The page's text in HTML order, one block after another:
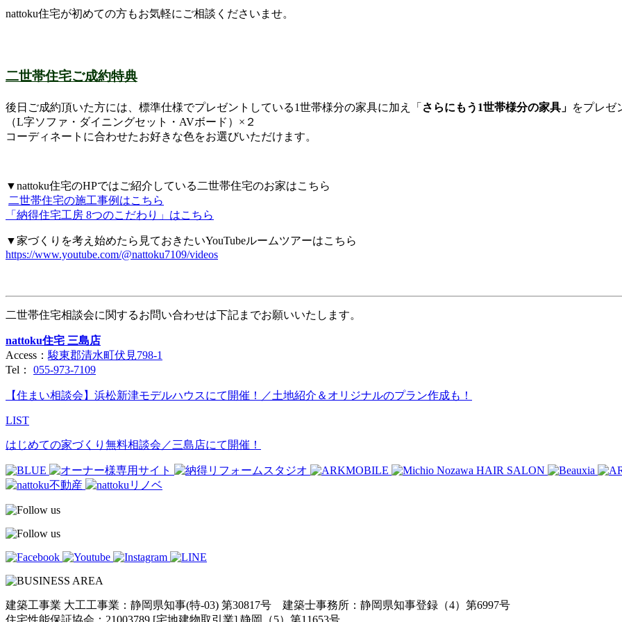
nattoku住宅が初めての方もお気軽にご相談くださいませ。
二世帯住宅ご成約特典
後日ご成約頂いた方には、標準仕様でプレゼントしている1世帯様分の家具に加え「 さらにもう1世帯様分の家具」 をプレゼ
（L字ソファ・ダイニングセット・AVボード）×２
コーディネートに合わせたお好きな色をお選びいただけます。
▼nattoku住宅のHPではご紹介している二世帯住宅のお家はこちら
二世帯住宅の施工事例はこちら
「納得住宅工房 8つのこだわり」はこちら
▼家づくりを考え始めたら見ておきたいYouTubeルームツアーはこちら
https://www.youtube.com/@nattoku7109/videos
二世帯住宅相談会に関するお問い合わせは下記までお願いいたします。
nattoku住宅 三島店
Access： 駿東郡清水町伏見798-1
Tel： 055-973-7109
【住まい相談会】浜松新津モデルハウスにて開催！／土地紹介＆オリジナルのプラン作成も！
LIST
はじめての家づくり無料相談会／三島店にて開催！
建築工事業 大工工事業：静岡県知事(特-03) 第30817号 建築士事務所：静岡県知事登録（4）第6997号
住宅性能保証協会：21003789 [宅地建物取引業] 静岡（5）第11653号